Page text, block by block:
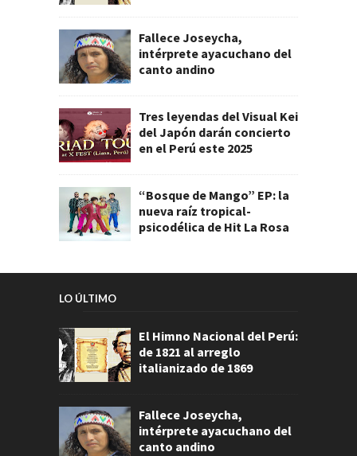
Fallece Joseycha,
intérprete ayacuchano del
canto andino
Tres leyendas del Visual Kei
del Japón darán concierto
en el Perú este 2025
“Bosque de Mango” EP: la
nueva raíz tropical-
psicodélica de Hit La Rosa
LO ÚLTIMO
El Himno Nacional del Perú:
de 1821 al arreglo
italianizado de 1869
Fallece Joseycha,
intérprete ayacuchano del
canto andino